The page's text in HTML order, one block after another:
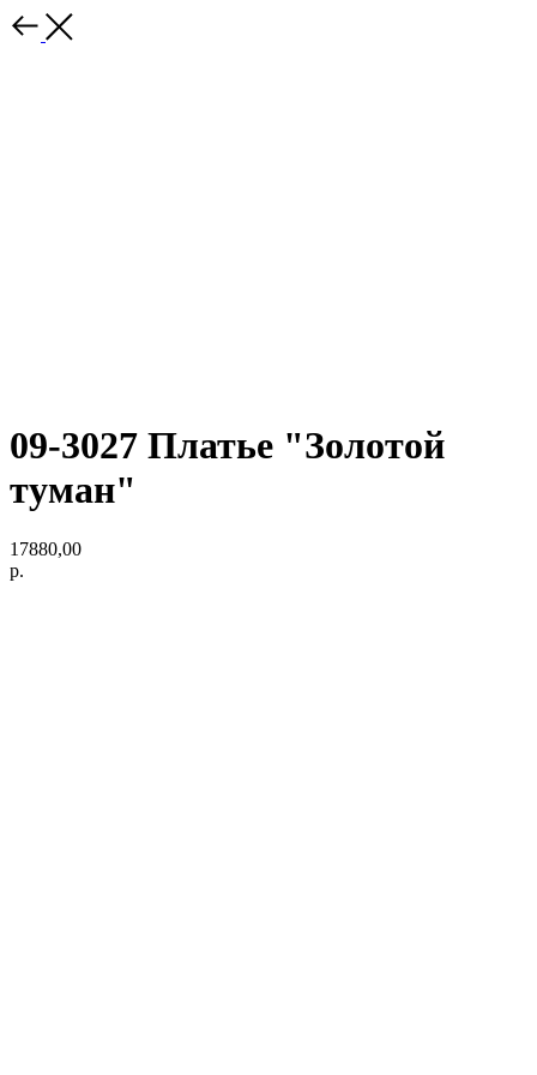
09-3027 Платье "Золотой
туман"
17880,00
р.